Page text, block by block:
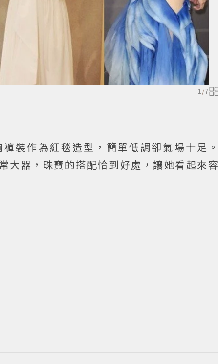
1/7
裝作為紅毯造型，簡單低調卻氣場十足。
大器，珠寶的搭配恰到好處，讓她看起來容